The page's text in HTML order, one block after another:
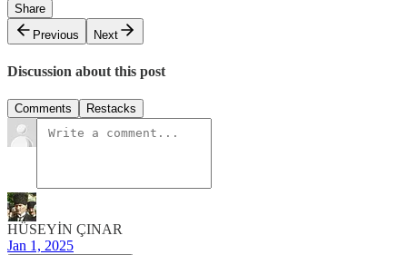
Share
Previous
Next
Discussion about this post
Comments Restacks
HÜSEYİN ÇINAR
Jan 1, 2025